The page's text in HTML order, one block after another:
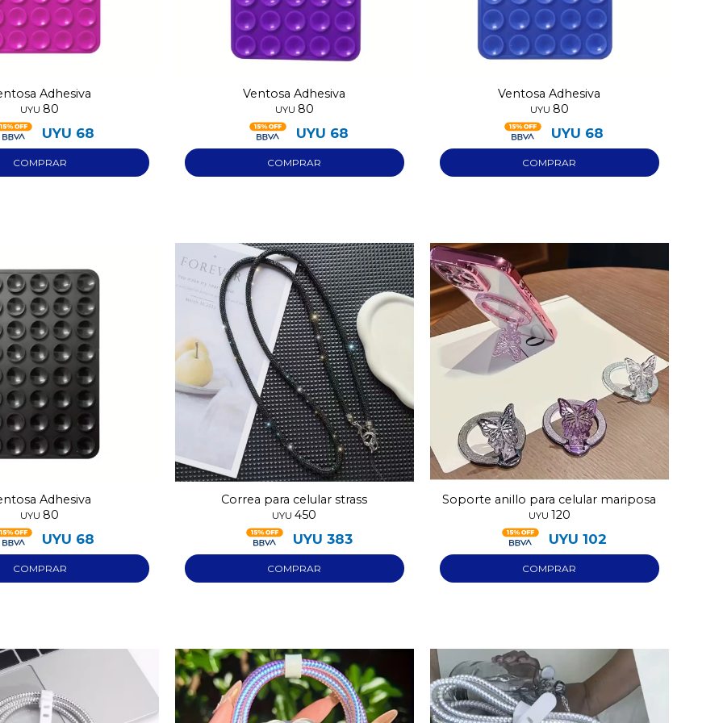
Adhesiva
UYU 80
UYU 68
Ventosa Adhesiva
UYU 80
UYU 68
Ventosa Adhesiva
UYU 80
UYU 68
Adhesiva
UYU 80
UYU 68
Correa para celular strass
UYU 450
UYU 383
Soporte anillo para celular mariposa
UYU 120
UYU 102